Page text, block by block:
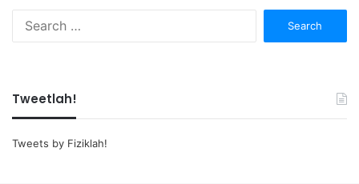
Tweetlah!
Tweets by Fiziklah!